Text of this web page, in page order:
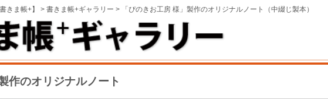
きま帳+】 > 書きま帳+ギャラリー > 「ぴのきお工房 様」製作のオリジナルノート（中綴じ製本）
作のオリジナルノート